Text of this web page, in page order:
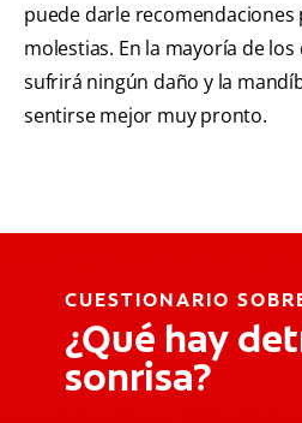
puede darle recomendaciones
molestias. En la mayoría de
sufrirá ningún daño y la
sentirse mejor muy pronto.
CUESTIONARIO
¿Qué hay
sonrisa?